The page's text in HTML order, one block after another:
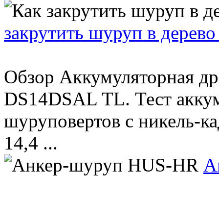
закрутить шуруп в
Обзор Аккумуляторная
DS14DSAL TL. Тест
шуруповертов с никель-
14,4 ...